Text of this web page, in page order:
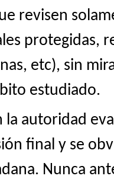
revisen
protegidas,
etc), sin
estudiado.
la autoridad
final y se
Nunca